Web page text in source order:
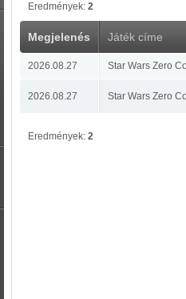
Eredmények: 2
Megjelenés Játék címe
2026.08.27 Star Wars Zero
2026.08.27 Star Wars Zero
Eredmények: 2